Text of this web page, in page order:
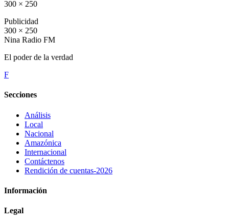
300 × 250
Publicidad
300 × 250
Nina Radio FM
El poder de la verdad
F
Secciones
Análisis
Local
Nacional
Amazónica
Internacional
Contáctenos
Rendición de cuentas-2026
Información
Legal